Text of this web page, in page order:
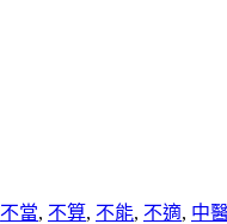
不當, 不算, 不能, 不適, 中